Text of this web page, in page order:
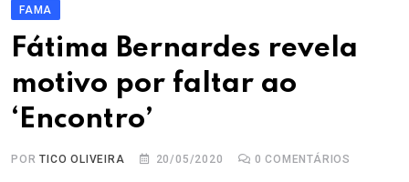
FAMA
Fátima Bernardes revela
motivo por faltar ao
‘Encontro’
PORTICO OLIVEIRA 20/05/2020 0 COMENTÁRIOS